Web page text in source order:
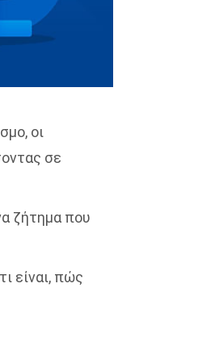
οι
σε
ζήτημα που
είναι, πώς